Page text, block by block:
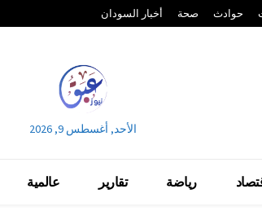
أخبار السودان صحة حوادث
الأحد, أغسطس 9, 2026
رياضة تقارير عالمية